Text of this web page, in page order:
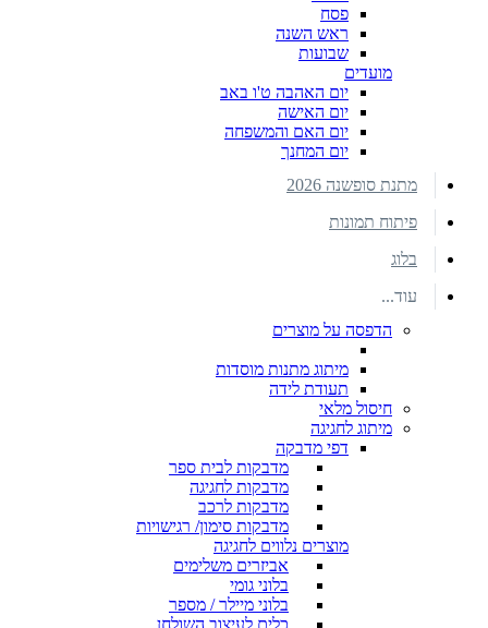
פסח
ראש השנה
שבועות
מועדים
יום האהבה ט'ו באב
יום האישה
יום האם והמשפחה
יום המחנך
מתנת סופשנה 2026
פיתוח תמונות
בלוג
עוד...
הדפסה על מוצרים
מיתוג מתנות מוסדות
תעודת לידה
חיסול מלאי
מיתוג לחגיגה
דפי מדבקה
מדבקות לבית ספר
מדבקות לחגיגה
מדבקות לרכב
מדבקות סימון/ רגישויות
מוצרים נלווים לחגיגה
אביזרים משלימים
בלוני גומי
בלוני מיילר / מספר